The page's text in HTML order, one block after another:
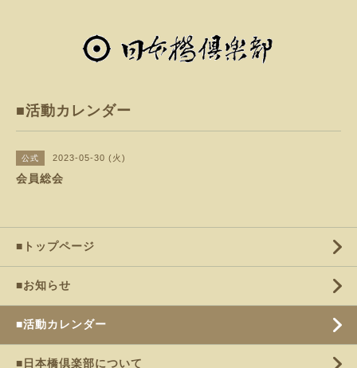
■活動カレンダー
公式 2023-05-30 (火)
会員総会
■トップページ
■お知らせ
■活動カレンダー
■日本橋倶楽部について